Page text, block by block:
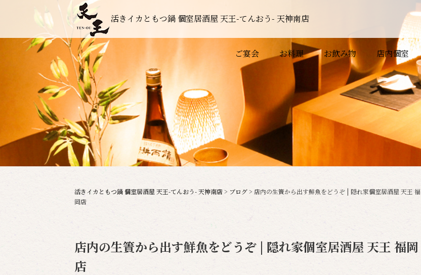
活きイカともつ鍋 個室居酒屋 天王-てんおう- 天神南店
ご宴会 お料理 お飲み物 店内個室
活きイカともつ鍋 個室居酒屋 天王-てんおう- 天神南店> ブログ> 店内の生簀から出す鮮魚をどうぞ | 隠れ家個室居酒屋 天王 福
岡店
店内の生簀から出す鮮魚をどうぞ | 隠れ家個室居酒屋 天王 福岡
店